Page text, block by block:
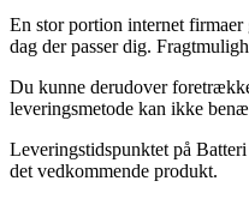
En stor portion internet
dag der passer dig.
Du kunne derudover
leveringsmetode kan ikke
Leveringstidspunktet på
det vedkommende produkt.